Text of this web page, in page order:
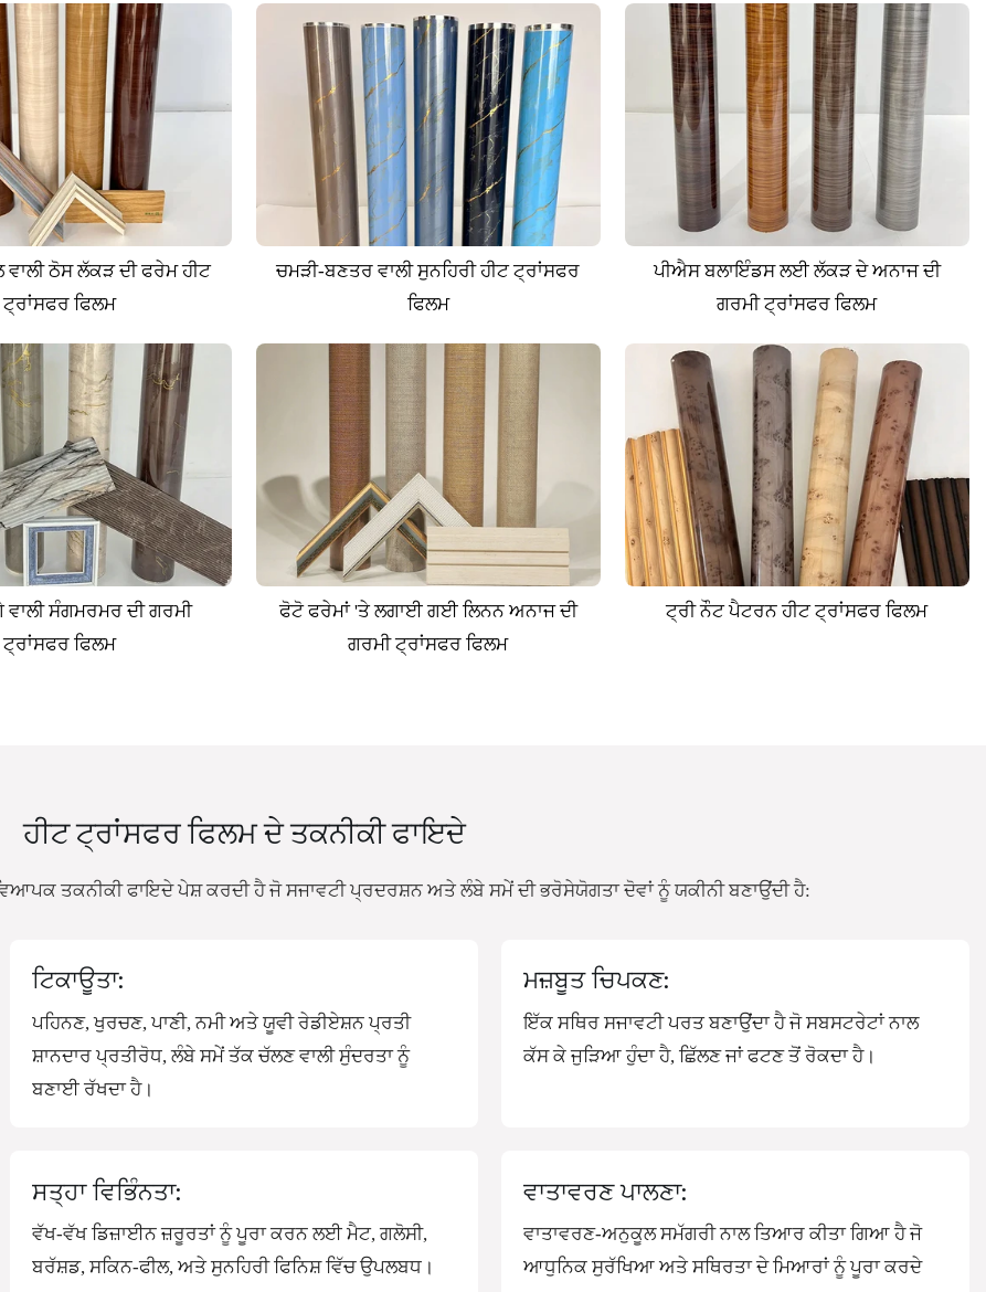
ਠੋਸ ਲੱਕੜ ਦੀ ਫਰੇਮ ਹੀਟ
ਟ੍ਰਾਂਸਫਰ ਫਿਲਮ
ਚਮੜੀ-ਬਣਤਰ ਵਾਲੀ ਸੁਨਹਿਰੀ ਹੀਟ ਟ੍ਰਾਂਸਫਰ
ਫਿਲਮ
ਪੀਐਸ ਬਲਾਇੰਡਸ ਲਈ ਲੱਕੜ ਦੇ ਅਨਾਜ ਦੀ
ਗਰਮੀ ਟ੍ਰਾਂਸਫਰ ਫਿਲਮ
ਵਾਲੀ ਸੰਗਮਰਮਰ ਦੀ ਗਰਮੀ
ਟ੍ਰਾਂਸਫਰ ਫਿਲਮ
ਫੋਟੋ ਫਰੇਮਾਂ 'ਤੇ ਲਗਾਈ ਗਈ ਲਿਨਨ ਅਨਾਜ ਦੀ
ਗਰਮੀ ਟ੍ਰਾਂਸਫਰ ਫਿਲਮ
ਟ੍ਰੀ ਨੌਟ ਪੈਟਰਨ ਹੀਟ ਟ੍ਰਾਂਸਫਰ ਫਿਲਮ
ਹੀਟ ਟ੍ਰਾਂਸਫਰ ਫਿਲਮ ਦੇ ਤਕਨੀਕੀ ਫਾਇਦੇ
ਤਕਨੀਕੀ ਫਾਇਦੇ ਪੇਸ਼ ਕਰਦੀ ਹੈ ਜੋ ਸਜਾਵਟੀ ਪ੍ਰਦਰਸ਼ਨ ਅਤੇ ਲੰਬੇ ਸਮੇਂ ਦੀ ਭਰੋਸੇਯੋਗਤਾ ਦੋਵਾਂ ਨੂੰ ਯਕੀਨੀ ਬਣਾਉਂਦੀ ਹੈ:
ਟਿਕਾਊਤਾ:
ਪਹਿਨਣ, ਖੁਰਚਣ, ਪਾਣੀ, ਨਮੀ ਅਤੇ ਯੂਵੀ ਰੇਡੀਏਸ਼ਨ ਪ੍ਰਤੀ
ਸ਼ਾਨਦਾਰ ਪ੍ਰਤੀਰੋਧ, ਲੰਬੇ ਸਮੇਂ ਤੱਕ ਚੱਲਣ ਵਾਲੀ ਸੁੰਦਰਤਾ ਨੂੰ
ਬਣਾਈ ਰੱਖਦਾ ਹੈ।
ਮਜ਼ਬੂਤ ​​ਚਿਪਕਣ:
ਇੱਕ ਸਥਿਰ ਸਜਾਵਟੀ ਪਰਤ ਬਣਾਉਂਦਾ ਹੈ ਜੋ ਸਬਸਟਰੇਟਾਂ ਨਾਲ
ਕੱਸ ਕੇ ਜੁੜਿਆ ਹੁੰਦਾ ਹੈ, ਛਿੱਲਣ ਜਾਂ ਫਟਣ ਤੋਂ ਰੋਕਦਾ ਹੈ।
ਸਤ੍ਹਾ ਵਿਭਿੰਨਤਾ:
ਵੱਖ-ਵੱਖ ਡਿਜ਼ਾਈਨ ਜ਼ਰੂਰਤਾਂ ਨੂੰ ਪੂਰਾ ਕਰਨ ਲਈ ਮੈਟ, ਗਲੋਸੀ,
ਬਰੱਸ਼ਡ, ਸਕਿਨ-ਫੀਲ, ਅਤੇ ਸੁਨਹਿਰੀ ਫਿਨਿਸ਼ ਵਿੱਚ ਉਪਲਬਧ।
ਵਾਤਾਵਰਣ ਪਾਲਣਾ:
ਵਾਤਾਵਰਣ-ਅਨੁਕੂਲ ਸਮੱਗਰੀ ਨਾਲ ਤਿਆਰ ਕੀਤਾ ਗਿਆ ਹੈ ਜੋ
ਆਧੁਨਿਕ ਸੁਰੱਖਿਆ ਅਤੇ ਸਥਿਰਤਾ ਦੇ ਮਿਆਰਾਂ ਨੂੰ ਪੂਰਾ ਕਰਦੇ